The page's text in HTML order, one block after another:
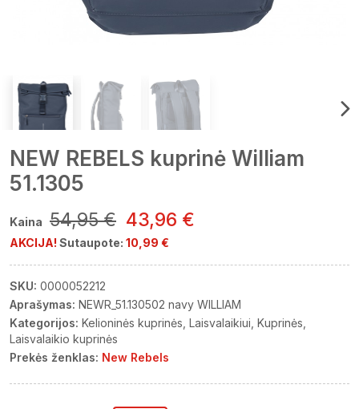
NEW REBELS kuprinė William
51.1305
Kaina 54,95 € 43,96 €
AKCIJA! Sutaupote: 10,99 €
SKU: 0000052212
Aprašymas: NEWR_51.130502 navy WILLIAM
Kategorijos: Kelioninės kuprinės Laisvalaikiui Kuprinės
Laisvalaikio kuprinės
Prekės ženklas: New Rebels